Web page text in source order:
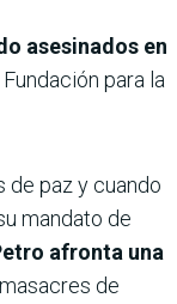
asesinados en
para la
de paz y cuando
mandato de
afronta una
masacres de